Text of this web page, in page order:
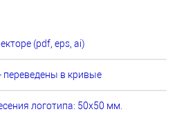
(pdf, eps, ai)
переведены в кривые
логотипа: 50х50 мм.